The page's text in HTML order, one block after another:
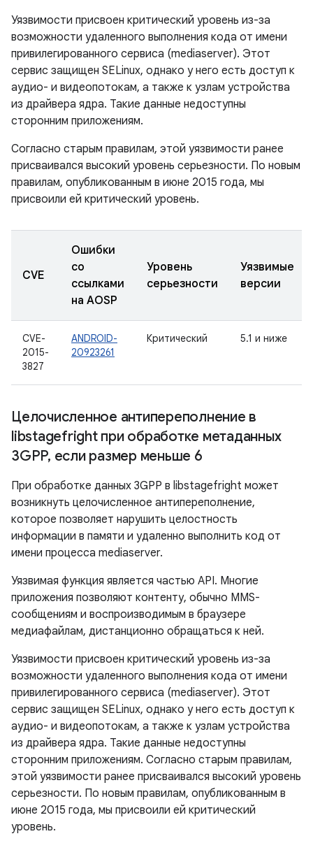
Уязвимости присвоен критический уровень из-за
возможности удаленного выполнения кода от имени
привилегированного сервиса (mediaserver). Этот
сервис защищен SELinux, однако у него есть доступ к
аудио- и видеопотокам, а также к узлам устройства
из драйвера ядра. Такие данные недоступны
сторонним приложениям.
Согласно старым правилам, этой уязвимости ранее
присваивался высокий уровень серьезности. По новым
правилам, опубликованным в июне 2015 года, мы
присвоили ей критический уровень.
CVE
Ошибки
со
ссылками
на AOSP
Уровень
серьезности
Уязвимые
версии
CVE-
2015-
3827
ANDROID-
20923261
Критический 5.1 и ниже
Целочисленное антипереполнение в
libstagefright при обработке метаданных
3GPP, если размер меньше 6
При обработке данных 3GPP в libstagefright может
возникнуть целочисленное антипереполнение,
которое позволяет нарушить целостность
информации в памяти и удаленно выполнить код от
имени процесса mediaserver.
Уязвимая функция является частью API. Многие
приложения позволяют контенту, обычно MMS-
сообщениям и воспроизводимым в браузере
медиафайлам, дистанционно обращаться к ней.
Уязвимости присвоен критический уровень из-за
возможности удаленного выполнения кода от имени
привилегированного сервиса (mediaserver). Этот
сервис защищен SELinux, однако у него есть доступ к
аудио- и видеопотокам, а также к узлам устройства
из драйвера ядра. Такие данные недоступны
сторонним приложениям. Согласно старым правилам,
этой уязвимости ранее присваивался высокий уровень
серьезности. По новым правилам, опубликованным в
июне 2015 года, мы присвоили ей критический
уровень.